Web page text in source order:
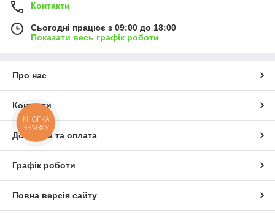
Контакти
Сьогодні працює з 09:00 до 18:00
Показати весь графік роботи
Про нас
Контакти
Доставка та оплата
Графік роботи
Повна версія сайту
КНОПКА
ЗВ'ЯЗКУ